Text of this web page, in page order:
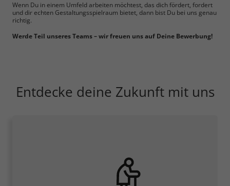
Wenn Du in einem Umfeld arbeiten möchtest, das dich fördert, fordert
und dir echten Gestaltungsspielraum bietet, dann bist Du bei uns genau
richtig.
Werde Teil unseres Teams – wir freuen uns auf Deine Bewerbung!
Entdecke deine Zukunft mit uns